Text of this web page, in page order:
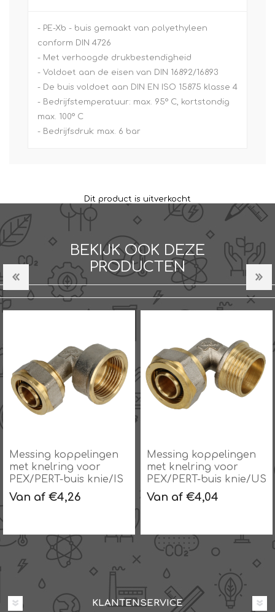
- PE-Xb - buis gemaakt van polyethyleen
conform DIN 4726
- Met verhoogde drukbestendigheid
- Voldoet aan de eisen van DIN 16892/16893
- De buis voldoet aan DIN EN ISO 15875 klasse 4
- Bedrijfstemperatuur: max. 95° C, kortstondig
max. 100° C
- Bedrijfsdruk: max. 6 bar
Dit product is uitverkocht
BEKIJK OOK DEZE
PRODUCTEN
Messing koppelingen
met knelring voor
PEX/PERT-buis knie/IS
Van af €4,26
Messing koppelingen
met knelring voor
PEX/PERT-buis knie/US
Van af €4,04
KLANTENSERVICE